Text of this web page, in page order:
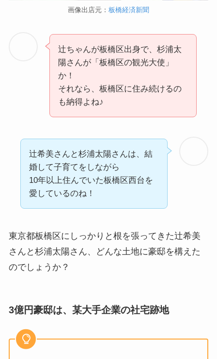
画像出店元： 板橋経済新聞
辻ちゃんが板橋区出身で、杉浦太
陽さんが「板橋区の観光大使」
か！
それなら、板橋区に住み続けるの
も納得よね♪
辻希美さんと杉浦太陽さんは、結
婚して子育てをしながら
10年以上住んでいた板橋区西台を
愛しているのね！
東京都板橋区にしっかりと根を張ってきた辻希美
さんと杉浦太陽さん、どんな土地に豪邸を構えた
のでしょうか？
3億円豪邸は、某大手企業の社宅跡地